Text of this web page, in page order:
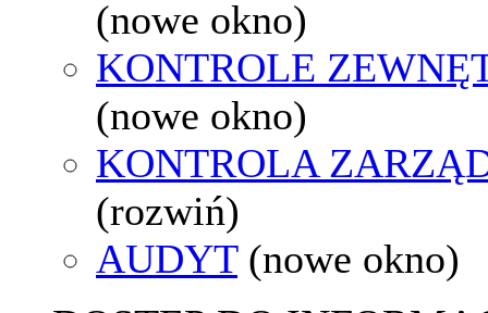
(nowe okno)
KONTROLE
(nowe okno)
KONTROLA
(rozwiń)
AUDYT (nowe okno)